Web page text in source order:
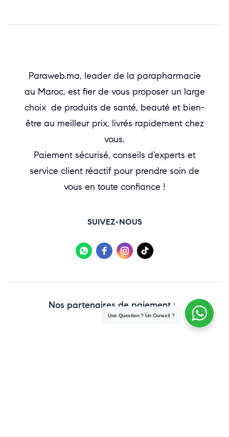
Paraweb.ma, leader de la parapharmacie
au Maroc, est fier de vous proposer un large
choix de produits de santé, beauté et bien-
être au meilleur prix, livrés rapidement chez
vous.
Paiement sécurisé, conseils d’experts et
service client réactif pour prendre soin de
vous en toute confiance !
SUIVEZ-NOUS
Nos partenaires de paiement :
Une Question ? Un Conseil ?